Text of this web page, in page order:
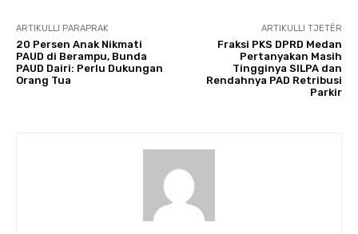
ARTIKULLI PARAPRAK
20 Persen Anak Nikmati
PAUD di Berampu, Bunda
PAUD Dairi: Perlu Dukungan
Orang Tua
ARTIKULLI TJETËR
Fraksi PKS DPRD Medan
Pertanyakan Masih
Tingginya SILPA dan
Rendahnya PAD Retribusi
Parkir